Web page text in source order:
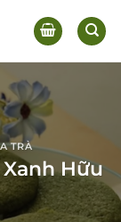
TRÀ
Xanh Hữu